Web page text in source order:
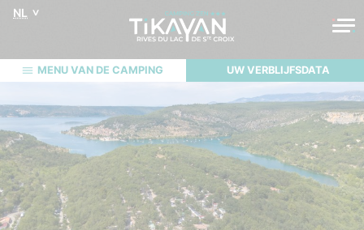
NL
MENU VAN DE CAMPING UW VERBLIJFSDATA